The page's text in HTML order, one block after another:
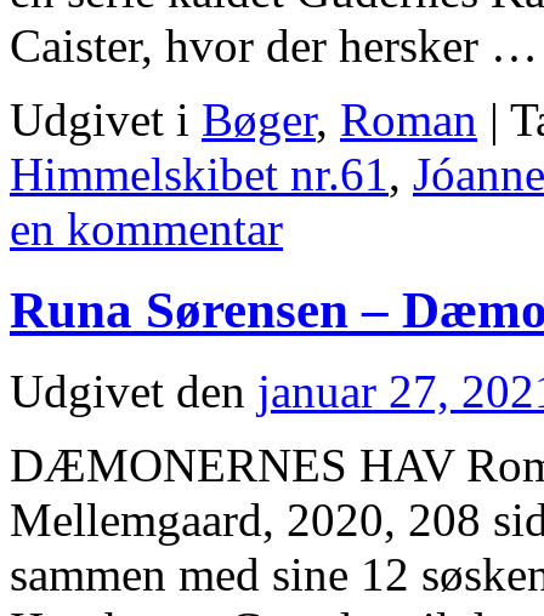
Caister, hvor der hersker
Udgivet i Bøger, Roman |
Himmelskibet nr.61,
en kommentar
Runa Sørensen –
Udgivet den januar 27,
DÆMONERNES HAV
Mellemgaard, 2020, 208
sammen med sine 12